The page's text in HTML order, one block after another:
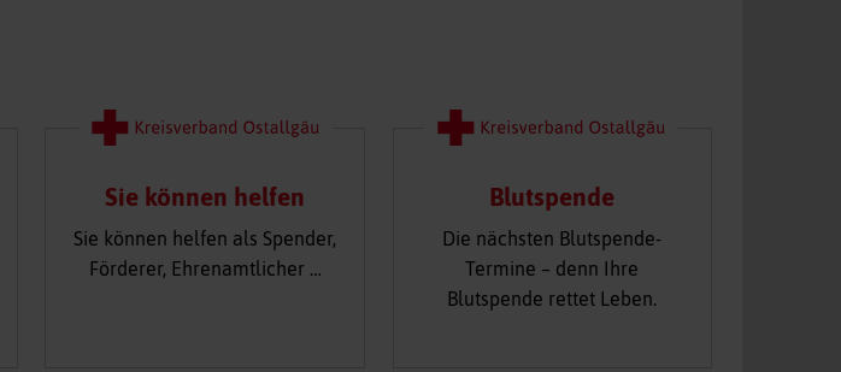
Sie können helfen
Sie können helfen als Spender,
Förderer, Ehrenamtlicher …
Blutspende
Die nächsten Blutspende-
Termine – denn Ihre
Blutspende rettet Leben.